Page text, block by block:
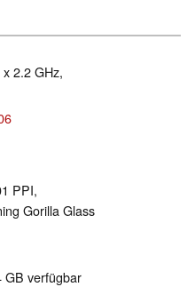
2.2 GHz,
PPI,
Gorilla Glass
GB verfügbar